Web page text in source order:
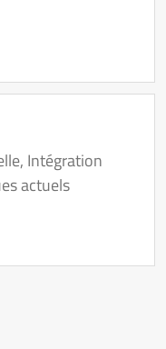
, Intégration
actuels